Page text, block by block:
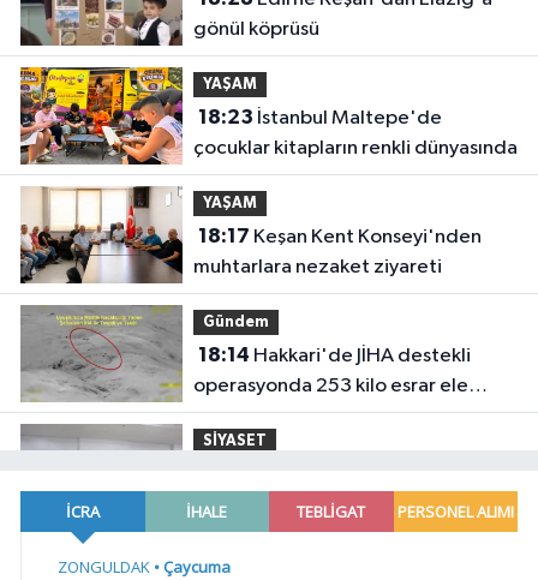
gönül köprüsü
YAŞAM
18:23
çocuklar kitapların renkli dünyasında
YAŞAM
18:17
muhtarlara nezaket ziyareti
Gündem
18:14
operasyonda 253 kilo esrar ele
geçirildi
SİYASET
komisyonlar yeniden şekillendi